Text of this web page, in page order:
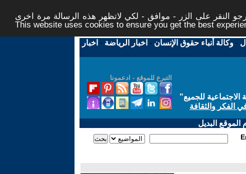
النقر على الزر - موافق - لكي لاتظهر هذه الرسالة مرة اخرى -
This website uses cookies to ensure you get the best
-وكالة أنباء حقوق الإنسان - اخبار الرياضة - اخبار
التبرع للموقع - ادعمونا
للجميع"
الفكر والثقافة
البديل